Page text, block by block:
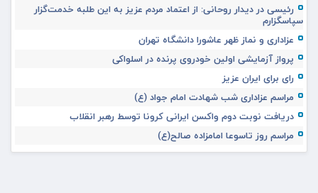
رئیسی در دیدار روحانی: از اعتماد مردم عزیز به این طلبه خدمت‌گزار
سپاسگزارم
عزاداری و نماز ظهر عاشورا دانشگاه تهران
پرواز آزمایشی اولین خودروی پرنده در اسلواکی
رای برای ایران عزیز
مراسم عزاداری شب شهادت امام جواد (ع)
دریافت نوبت دوم واکسن ایرانی کرونا توسط رهبر انقلاب
مراسم روز تاسوعا امامزاده صالح(ع)